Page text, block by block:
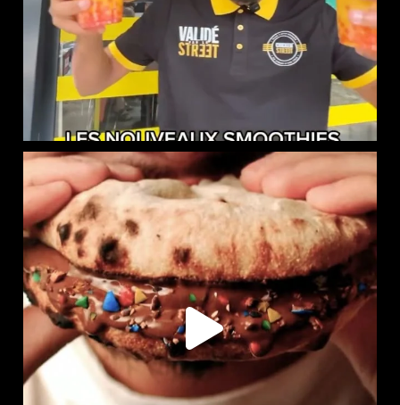
LE NAAN SUCRÉ EST DISPONIBLE CHEZ CHICKEN STREET
104 36